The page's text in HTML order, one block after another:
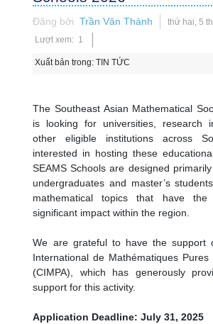
Đăng bởiTrần Văn Thành
thứ hai, 5
Lượt xem: 1
Xuất bản trong: TIN TỨC
The Southeast Asian Mathematical
is looking for universities, research
other eligible institutions across
interested in hosting these
SEAMS Schools are designed
undergraduates and master’s
mathematical topics that have the
significant impact within the region.
We are grateful to have the support
International de Mathématiques Pures
(CIMPA), which has generously
support for this activity.
Application Deadline: July 31, 2025